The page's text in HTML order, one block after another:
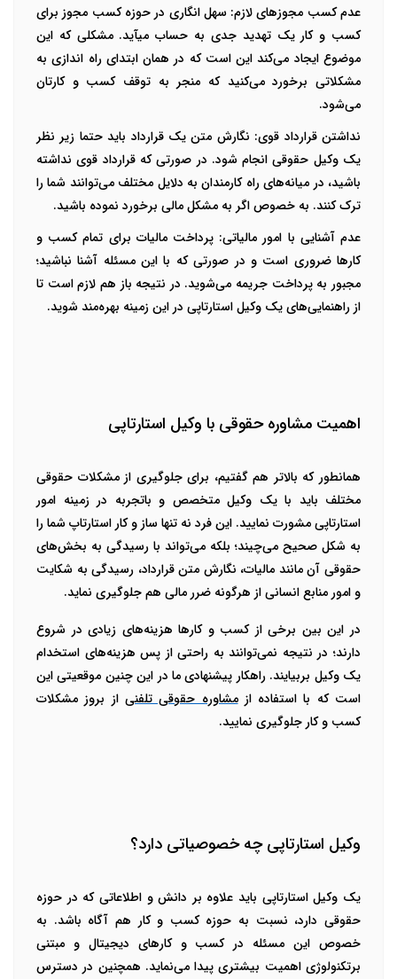
عدم کسب مجوزهای لازم:سهل انگاری در حوزه کسب مجوز­ برای
کسب و کار یک تهدید جدی به حساب می­آید. مشکلی که این
موضوع ایجاد می‌کند این است که در همان ابتدای راه اندازی به
مشکلاتی برخورد می‌کنید که منجر به توقف کسب و کارتان
می‌شود.
نداشتن قرارداد قوی: نگارش متن یک قرارداد باید حتما زیر نظر
یک وکیل حقوقی انجام شود. در صورتی که قرارداد قوی نداشته
باشید، در میانه‌های راه کارمندان به دلایل مختلف می‌توانند شما را
ترک کنند. به خصوص اگر به مشکل مالی برخورد نموده باشید.
عدم آشنایی با امور مالیاتی: پرداخت مالیات برای تمام کسب و
کارها ضروری است و در صورتی که با این مسئله آشنا نباشید؛
مجبور به پرداخت جریمه می‌شوید. در نتیجه باز هم لازم است تا
از راهنمایی‌های یک وکیل استارتاپی در این زمینه بهره‌مند شوید.
اهمیت مشاوره حقوقی با وکیل استارتاپی
همانطور که بالاتر هم گفتیم، برای جلوگیری از مشکلات حقوقی
مختلف باید با یک وکیل متخصص و باتجربه در زمینه امور
استارتاپی مشورت نمایید. این فرد نه تنها ساز و کار استارتاپ شما را
به شکل صحیح می‌چیند؛ بلکه می‌تواند با رسیدگی به بخش‌های
حقوقی آن مانند مالیات، نگارش متن قرارداد، رسیدگی به شکایت
و امور منابع انسانی از هرگونه ضرر مالی هم جلوگیری نماید.
در این بین برخی از کسب و کارها هزینه‌های زیادی در شروع
دارند؛ در نتیجه نمی‌توانند به راحتی از پس هزینه‌های استخدام
یک وکیل بربیایند. راهکار پیشنهادی ما در این چنین موقعیتی این
است که با استفاده ازمشاوره حقوقی تلفنی از بروز مشکلات
کسب و کار جلوگیری نمایید.
وکیل استارتاپی چه خصوصیاتی دارد؟
یک وکیل استارتاپی باید علاوه بر دانش و اطلاعاتی که در حوزه
حقوقی دارد، نسبت به حوزه کسب و کار هم آگاه باشد. به
خصوص این مسئله در کسب و کارهای دیجیتال و مبتنی
برتکنولوژی اهمیت بیشتری پیدا می‌نماید. همچنین در دسترس